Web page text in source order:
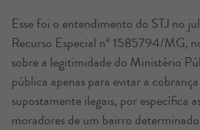
Esse foi o entendimento do STJ no
Recurso Especial nº 1585794/MG,
sobre a legitimidade do Ministério
pública apenas para evitar a
supostamente ilegais, por específica
moradores de um bairro